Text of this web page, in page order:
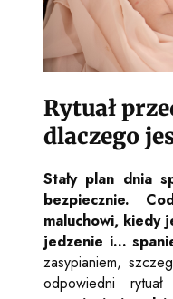
Rytuał
dlaczego
Stały plan dnia
bezpiecznie.
maluchowi, kiedy
jedzenie i…
zasypianiem,
odpowiedni